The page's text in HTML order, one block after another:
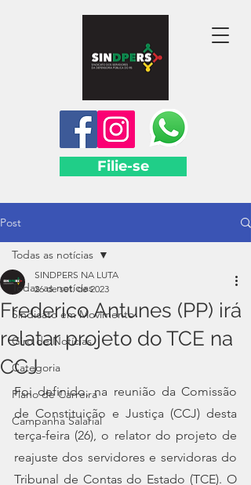
Filie-se
Post
Todas as notícias
Sindicato em Movimento
Giro de Notícias
Categoria
Plano de Carreira
Campanha Salarial
Todas as notícias
Frederico Antunes (PP) irá
relatar projeto do TCE na
CCJ
SINDPERS NA LUTA
26 de set. de 2023
Foi definido, na reunião da Comissão
de Constituição e Justiça (CCJ) desta
terça-feira (26), o relator do projeto de
reajuste dos servidores e servidoras do
Tribunal de Contas do Estado (TCE). O